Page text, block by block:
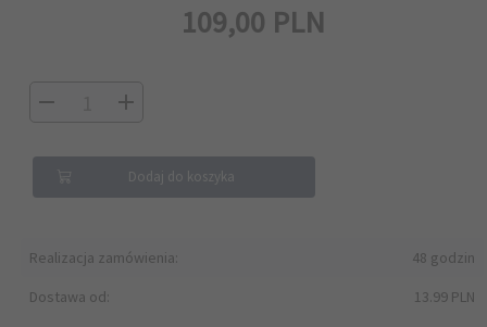
Realizacja zamówienia:
48 godzin
Dostawa od:
13.99 PLN
109,00 PLN
Dodaj do koszyka